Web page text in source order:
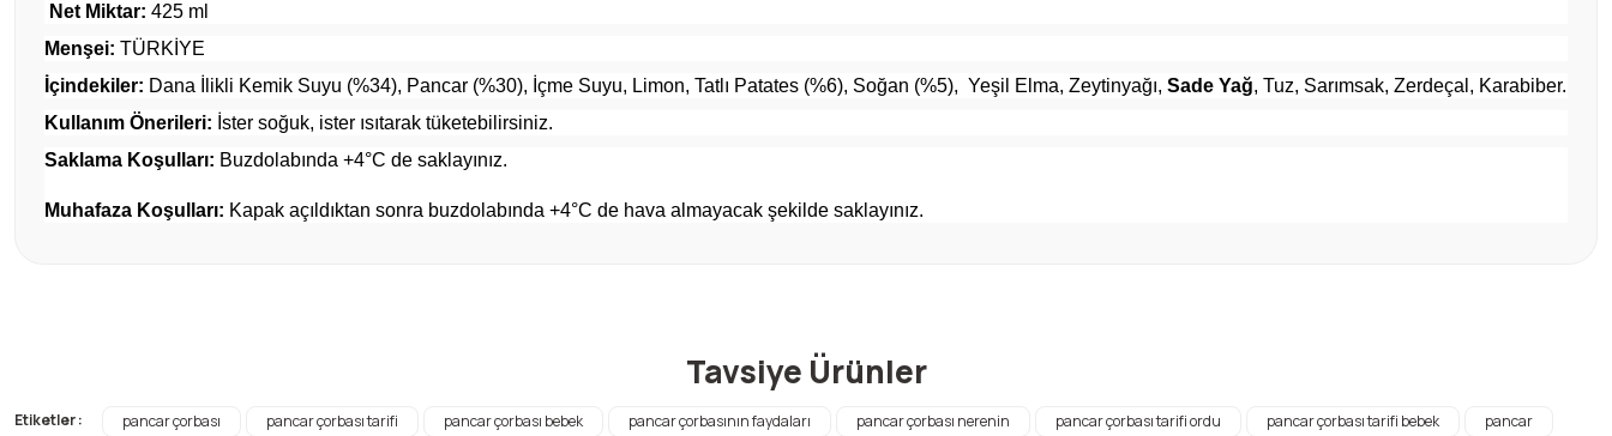
Net Miktar: 425 ml
Menşei: TÜRKİYE
İçindekiler: Dana İlikli Kemik Suyu (%34), Pancar (%30), İçme Suyu, Limon, Tatlı Patates (%6), Soğan (%5), Yeşil Elma, Zeytinyağı, Sade Yağ, Tuz, Sarımsak, Zerdeçal, Karabiber.
Kullanım Önerileri: İster soğuk, ister ısıtarak tüketebilirsiniz.
Saklama Koşulları: Buzdolabında +4°C de saklayınız.
Muhafaza Koşulları: Kapak açıldıktan sonra buzdolabında +4°C de hava almayacak şekilde saklayınız.
Yorum Yaz
Ürün açıklamasında eksik bilgiler bulunuyor.
Tavsiye Ürünler
Etiketler : pancar çorbası pancar çorbası tarifi pancar çorbası bebek pancar çorbasının faydaları pancar çorbası nerenin pancar çorbası tarifi ordu pancar çorbası tarifi bebek
pancar